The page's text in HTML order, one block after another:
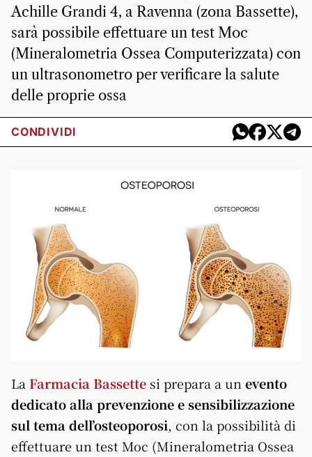
Achille Grandi 4, a Ravenna (zona Bassette),
sarà possibile effettuare un test Moc
(Mineralometria Ossea Computerizzata) con
un ultrasonometro per verificare la salute
delle proprie ossa
CONDIVIDI
LaFarmacia Bassette si prepara a unevento
dedicato alla prevenzione e sensibilizzazione
sul tema dell’osteoporosi, con la possibilità di
effettuare un test Moc (Mineralometria Ossea